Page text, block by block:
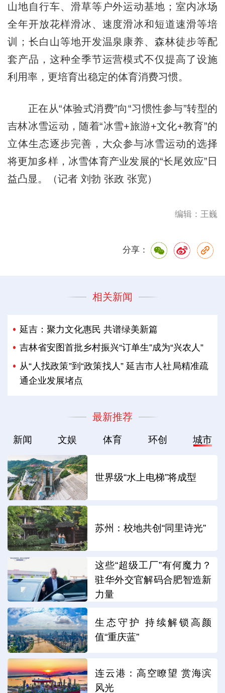
山地自行车、滑草等户外运动基地；室内冰场
全年开放花样滑冰、速度滑冰和短道速滑等培
训；长白山等地开发温泉康养、森林徒步等配
套产品，这种全季节运营模式不仅提高了设施
利用率，更培育出稳定的体育消费习惯。
正在从“体验式消费”向“习惯性参与”转型的
吉林冰雪运动，随着“冰雪+旅游+文化+教育”的
立体生态逐步完善，大众参与冰雪运动的选择
将更加多样，冰雪体育产业发展的“长尾效应”日
益凸显。（记者 刘勃 张政 张宽）
编辑：王巍
分享：
相关新闻
延吉：聚力文化惠民 共谱绿美新篇
吉林省安图首批乡村振兴“订单生”成为“兴农人”
从“人找政策”到“政策找人” 延吉市人社局精准疏
通企业发展堵点
最新推荐
新闻 文娱 体育 环创 城市
世界级“水上电梯”将成型
苏州：校地共创“同里诗光”
这些“超级工厂”有何魔力？
驻华外交官解码合肥智造新
力量
生态守护 持续解锁高颜
值“重庆蓝”
连云港：高空瞭望 赏海滨
风光